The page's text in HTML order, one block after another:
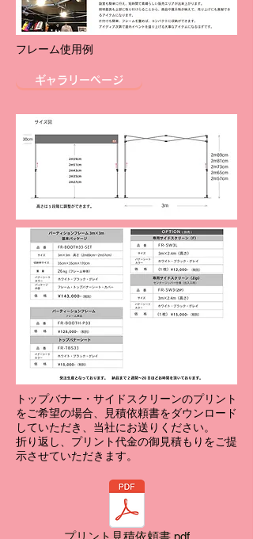
フレーム使用例
ギャラリーページ
トップバナー・サイドスクリーンのプリント
をご希望の場合、見積依頼書をダウンロード
していただき、当社にお送りください。
​折り返し、プリント代金の御見積もりをご提
示させていただきます。
プリント見積依頼書.pdf